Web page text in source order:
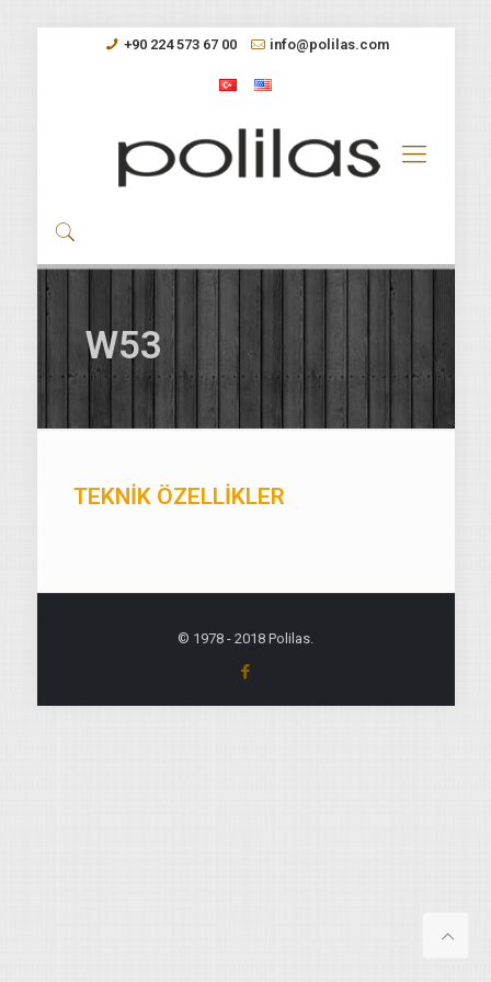
+90 224 573 67 00 info@polilas.com
W53
TEKNİK ÖZELLİKLER
© 1978 - 2018 Polilas.